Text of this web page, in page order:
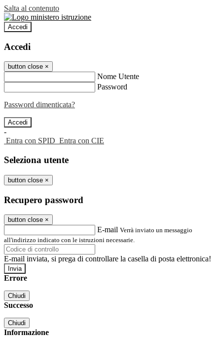
Salta al contenuto
Accedi
Accedi
button close ×
Nome Utente
Password
Password dimenticata?
-
Entra con SPID Entra con CIE
Seleziona utente
button close ×
Recupero password
button close ×
E-mail Verrà inviato un messaggio
all'indirizzo indicato con le istruzioni necessarie.
E-mail inviata, si prega di controllare la casella di posta elettronica!
Errore
Chiudi
Successo
Chiudi
Informazione